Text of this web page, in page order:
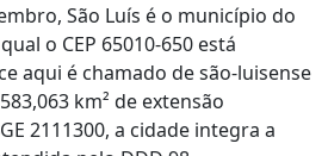
São Luís é o município do
o CEP 65010-650 está
aqui é chamado de são-luisense
km² de extensão
2111300, a cidade integra a